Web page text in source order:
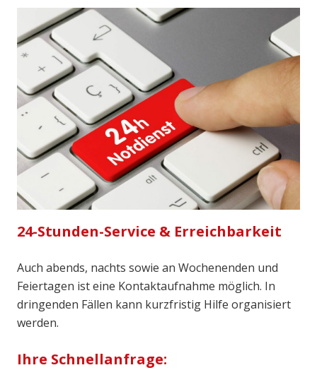
24-Stunden-Service & Erreichbarkeit
Auch abends, nachts sowie an Wochenenden und
Feiertagen ist eine Kontaktaufnahme möglich. In
dringenden Fällen kann kurzfristig Hilfe organisiert
werden.
Ihre Schnellanfrage: